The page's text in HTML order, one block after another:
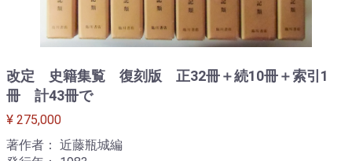
改定 史籍集覧 復刻版 正32冊＋続10冊＋索引1
冊 計43冊で
¥ 275,000
著作者： 近藤瓶城編